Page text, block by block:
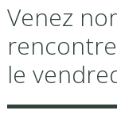
Venez
le